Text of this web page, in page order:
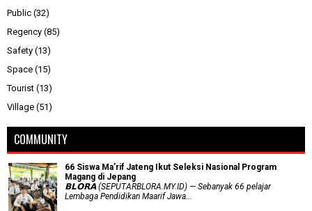
Public (32)
Regency (85)
Safety (13)
Space (15)
Tourist (13)
Village (51)
COMMUNITY
66 Siswa Ma’rif Jateng Ikut Seleksi Nasional Program
Magang di Jepang
𝗕𝗟𝗢𝗥𝗔 (SEPUTARBLORA.MY.ID) — Sebanyak 66 pelajar
Lembaga Pendidikan Maarif Jawa...